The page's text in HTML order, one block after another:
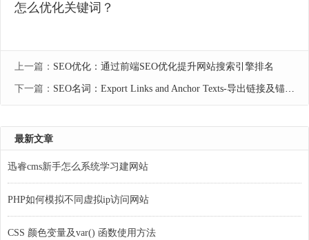
怎么优化关键词？
上一篇： SEO优化：通过前端SEO优化提升网站搜索引擎排名
下一篇： SEO名词：Export Links and Anchor Texts-导出链接及锚文字
最新文章
迅睿cms新手怎么系统学习建网站
PHP如何模拟不同虚拟ip访问网站
CSS 颜色变量及var() 函数使用方法